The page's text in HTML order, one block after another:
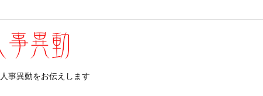
事異動をお伝えします